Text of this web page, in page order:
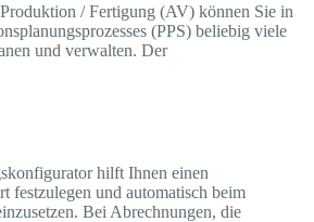
/ Fertigung (AV) können Sie in
(PPS) beliebig viele
und verwalten. Der
hilft Ihnen einen
festzulegen und automatisch beim
Bei Abrechnungen, die